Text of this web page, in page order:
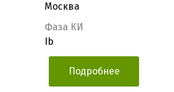
Москва
Фаза КИ
Ib
Подробнее